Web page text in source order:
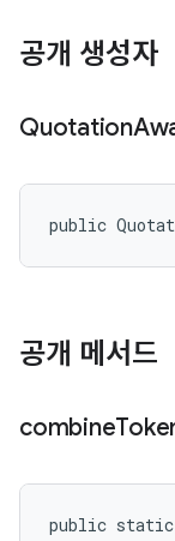
공개 생성자
Quotation
public
공개 메서드
combine
public static